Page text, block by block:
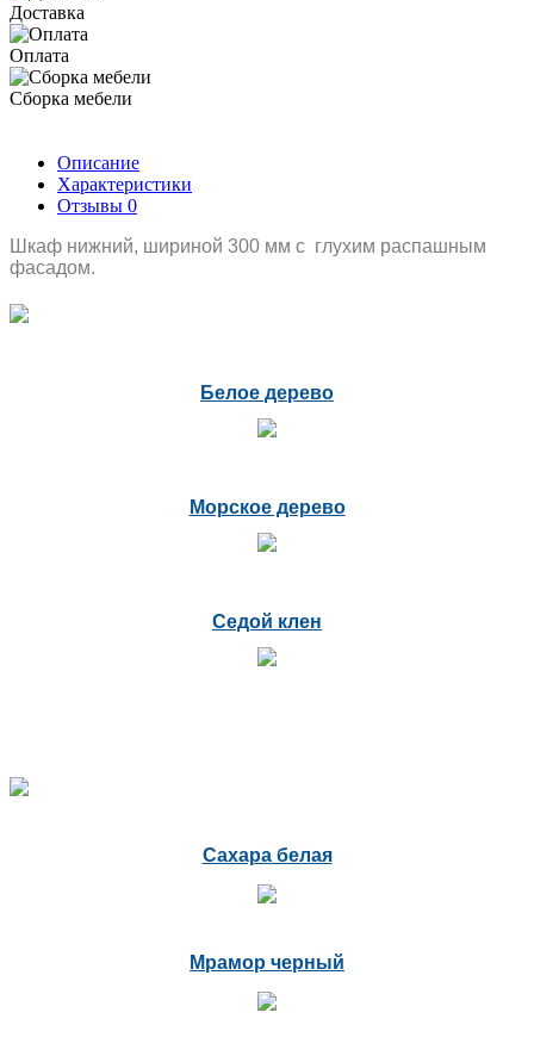
Доставка
Оплата
Сборка мебели
Описание
Характеристики
Отзывы 0
Шкаф нижний, шириной 300 мм с глухим распашным
фасадом.
Белое дерево
Морское дерево
Седой клен
Сахара белая
Мрамор черный